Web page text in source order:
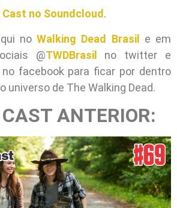
no Soundcloud.
no Walking Dead Brasil
e em
@TWDBrasil
no twitter e
facebook para ficar por dentro
universo de The Walking Dead.
ANTERIOR: